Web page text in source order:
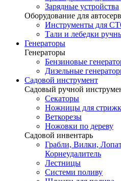
Зарядные устройства
Оборудование для
Инструменты для
Тали и лебедки
Генераторы
Генераторы
Бензиновые
Дизельные
Садовой инструмент
Садовый ручной
Секаторы
Ножницы для
Веткорезы
Ножовки по дереву
Садовой инвентарь
Грабли, Вилки,
Корнеудалитель
Лестницы
Системи поливу